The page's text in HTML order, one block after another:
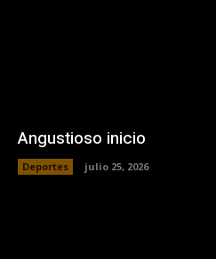
Angustioso inicio
Deportes julio 25, 2026